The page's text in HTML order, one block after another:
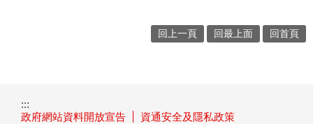
回上一頁 回最上面 回首頁
:::
政府網站資料開放宣告
資通安全及隱私政策